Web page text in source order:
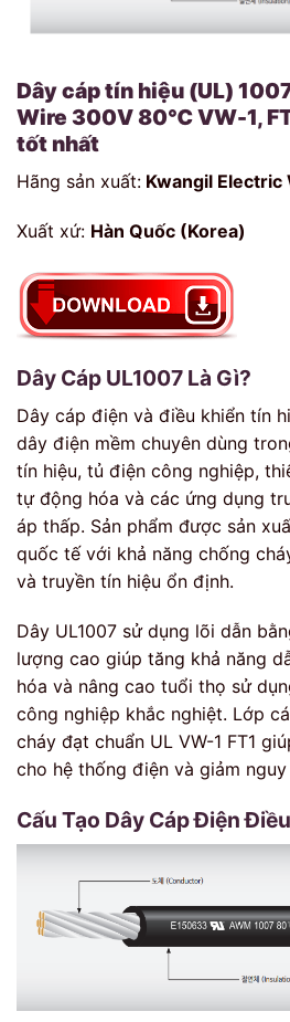
Dây cáp tín hiệu (UL)
Wire 300V 80℃ VW-1,
tốt nhất
Hãng sản xuất: Kwangil Electric
Xuất xứ: Hàn Quốc (Korea)
Dây Cáp UL1007 Là Gì?
Dây cáp điện và điều khiển tín
dây điện mềm chuyên dùng
tín hiệu, tủ điện công nghiệp,
tự động hóa và các ứng dụng
áp thấp. Sản phẩm được sản
quốc tế với khả năng chống
và truyền tín hiệu ổn định.
Dây UL1007 sử dụng lõi dẫn
lượng cao giúp tăng khả năng
hóa và nâng cao tuổi thọ sử
công nghiệp khắc nghiệt. Lớp
cháy đạt chuẩn UL VW-1 FT1
cho hệ thống điện và giảm
Cấu Tạo Dây Cáp Điện